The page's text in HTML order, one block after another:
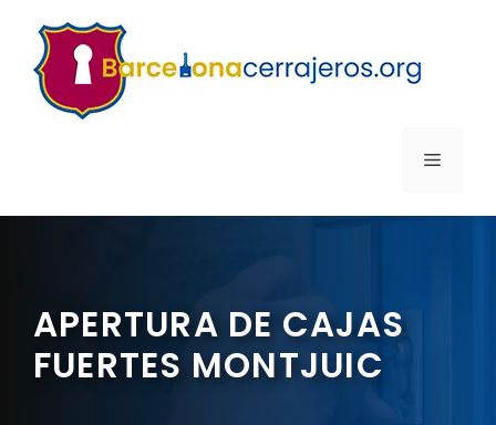
contenido
MENÚ
APERTURA DE CAJAS
FUERTES MONTJUIC